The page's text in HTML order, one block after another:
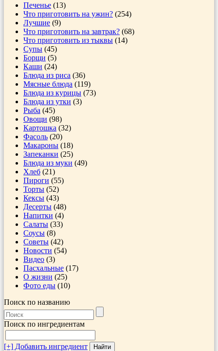
Печенье (13)
Что приготовить на ужин? (254)
Лучшие (9)
Что приготовить на завтрак? (68)
Что приготовить из тыквы (14)
Супы (45)
Борщи (5)
Каши (24)
Блюда из риса (36)
Мясные блюда (119)
Блюда из курицы (73)
Блюда из утки (3)
Рыба (45)
Овощи (98)
Картошка (32)
Фасоль (20)
Макароны (18)
Запеканки (25)
Блюда из муки (49)
Хлеб (21)
Пироги (55)
Торты (52)
Кексы (43)
Десерты (48)
Напитки (4)
Салаты (33)
Соусы (8)
Советы (42)
Новости (54)
Видео (3)
Пасхальные (17)
О жизни (25)
Фото еды (10)
Поиск по названию
Поиск по ингредиентам
[+] Добавить ингредиент